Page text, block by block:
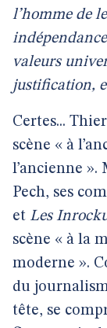
l’homme de
valeurs
justification,
Certes...
scène « à
l’ancienne
Pech, ses
et Les
scène « à la
moderne ».
du
tête, se